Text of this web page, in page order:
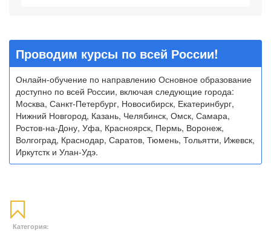
Проводим курсы по всей России!
Онлайн-обучение по направлению Основное образование
доступно по всей России, включая следующие города:
Москва, Санкт-Петербург, Новосибирск, Екатеринбург,
Нижний Новгород, Казань, Челябинск, Омск, Самара,
Ростов-на-Дону, Уфа, Красноярск, Пермь, Воронеж,
Волгоград, Краснодар, Саратов, Тюмень, Тольятти, Ижевск,
Иркутстк и Улан-Удэ.
Категория: